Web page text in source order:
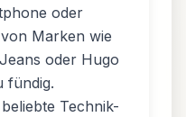
oder
Marken wie
oder Hugo
fündig.
Technik-